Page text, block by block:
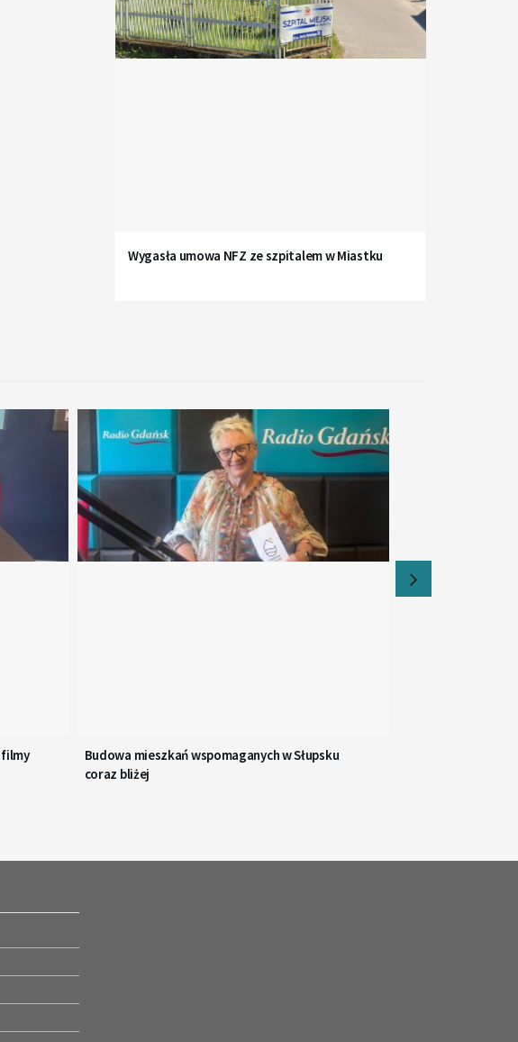
Wygasła umowa NFZ ze szpitalem w Miastku
Budowa mieszkań wspomaganych w Słupsku
coraz bliżej